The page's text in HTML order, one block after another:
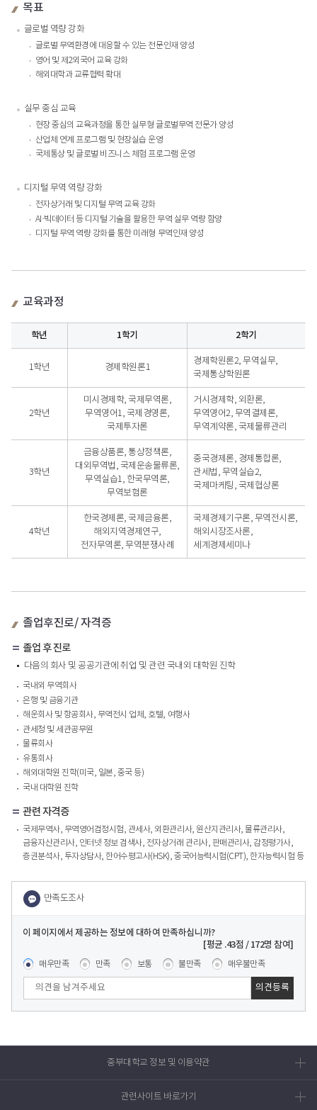
목표
글로벌 역량 강화
글로벌 무역환경에 대응할 수 있는 전문인재 양성
영어 및 제2외국어 교육 강화
해외대학과 교류협력 확대
실무 중심 교육
현장 중심의 교육과정을 통한 실무형 글로벌무역 전문가 양성
산업체 연계 프로그램 및 현장실습 운영
국제통상 및 글로벌 비즈니스 체험 프로그램 운영
디지털 무역 역량 강화
전자상거래 및 디지털 무역 교육 강화
AI·빅데이터 등 디지털 기술을 활용한 무역 실무 역량 함양
디지털 무역 역량 강화를 통한 미래형 무역인재 양성
교육과정
2학기
학년 1학기 2학기
1학년 경제학원론1
경제학원론2, 무역실무,
국제통상학원론
2학년
미시경제학, 국제무역론,
무역영어1, 국제경영론,
국제투자론
거시경제학, 외환론,
무역영어2, 무역결제론,
무역계약론, 국제물류관리
3학년
금융상품론, 통상정책론,
대외무역법, 국제운송물류론,
무역실습1, 한국무역론,
무역보험론
중국경제론, 경제통합론,
관세법, 무역실습2,
국제마케팅, 국제협상론
4학년
한국경제론, 국제금융론,
해외지역경제연구,
전자무역론, 무역분쟁사례
국제경제기구론, 무역전시론,
해외시장조사론,
세계경제세미나
졸업후진로/ 자격증
졸업 후 진로
다음의 회사 및 공공기관에 취업 및 관련 국내외 대학원 진학
국내외 무역회사
은행 및 금융기관
해운회사 및 항공회사, 무역전시 업체, 호텔, 여행사
관세청 및 세관공무원
물류회사
유통회사
해외대학원 진학(미국, 일본, 중국 등)
국내 대학원 진학
관련 자격증
국제무역사, 무역영어검정시험, 관세사, 외환관리사, 원산지관리사, 물류관리사,
금융자산관리사, 인터넷 정보 검색사, 전자상거래 관리사, 판매관리사, 감정평가사,
증권분석사, 투자상담사, 한어수평고사(HSK), 중국어능력시험(CPT), 한자능력시험 등
이 페이지에서 제공하는 정보에 대하여 만족하십니까?
콘텐츠 만족도 조사
[평균 .43점 / 172명 참여]
매우만족 만족 보통 불만족 매우불만족
관련사이트 바로가기
중부대학교 정보 및 이용약관